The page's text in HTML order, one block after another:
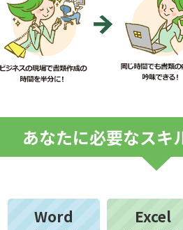
あなたに必要なスキ
Word Excel